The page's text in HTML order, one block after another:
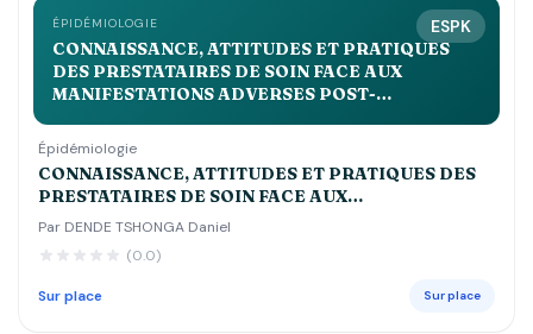
ESPK
ÉPIDÉMIOLOGIE
CONNAISSANCE, ATTITUDES ET PRATIQUES
DES PRESTATAIRES DE SOIN FACE AUX
MANIFESTATIONS ADVERSES POST-
KALEME EN 2023
Épidémiologie
CONNAISSANCE, ATTITUDES ET PRATIQUES DES
PRESTATAIRES DE SOIN FACE AUX
MANIFESTATIONS ADVERSES POST-
KALEME EN 2023
Par DENDE TSHONGA Daniel
(0.0)
Sur place Sur place